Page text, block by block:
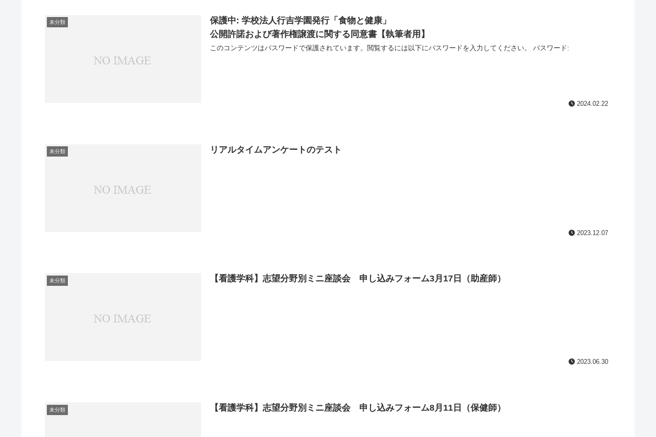
未分類
保護中: 学校法人行吉学園発行「食物と健康」
公開許諾および著作権譲渡に関する同意書【執筆者用】
このコンテンツはパスワードで保護されています。閲覧するには以下にパスワードを入力してください。 パスワード:
2024.02.22
未分類 リアルタイムアンケートのテスト
2023.12.07
未分類 【看護学科】志望分野別ミニ座談会 申し込みフォーム3月17日（助産師）
2023.06.30
未分類 【看護学科】志望分野別ミニ座談会 申し込みフォーム8月11日（保健師）